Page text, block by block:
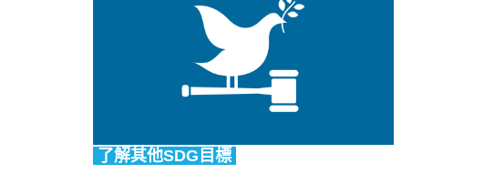
了解其他SDG目標